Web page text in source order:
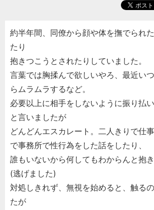
約半年間、同僚から顔や体を撫でられ
たり
抱きつこうとされたりしていました。
言葉では胸揉んで欲しいやろ、最近い
らムラムラするなど。
必要以上に相手をしないように振り払
と言いましたが
どんどんエスカレート。二人きりで仕
で事務所で性行為をした話をしたり、
誰もいないから何してもわからんと抱
(逃げました)
対処しきれず、無視を始めると、触る
たが